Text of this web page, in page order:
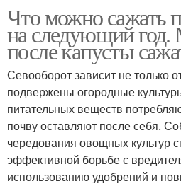
Что можно сажать
на следующий
после капусты
Севооборот зависит не только
подвержены огородные
питательных веществ
почву оставляют после себя.
чередования овощных культур
эффективной борьбе с
использованию удобрений и